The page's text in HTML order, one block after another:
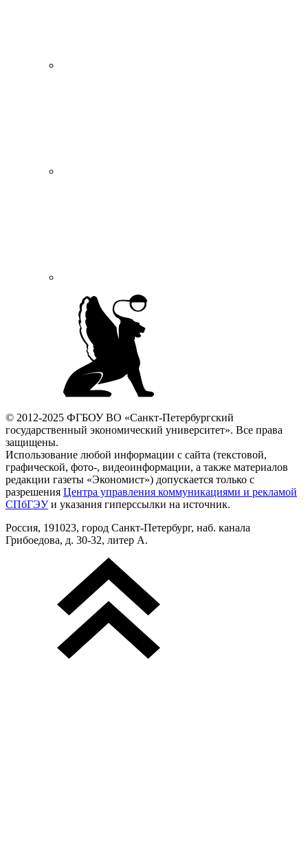
© 2012-2025 ФГБОУ ВО «Санкт-Петербургский
государственный экономический университет». Все права
защищены.
Использование любой информации с сайта (текстовой,
графической, фото-, видеоинформации, а также материалов
редакции газеты «Экономист») допускается только с
разрешения Центра управления коммуникациями и рекламой
СПбГЭУи указания гиперссылки на источник.
Россия, 191023, город Санкт-Петербург, наб. канала
Грибоедова, д. 30-32, литер А.